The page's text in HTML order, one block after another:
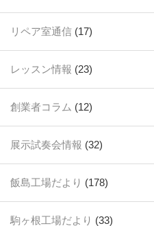
リペア室通信 (17)
レッスン情報 (23)
創業者コラム (12)
展示試奏会情報 (32)
飯島工場だより (178)
駒ヶ根工場だより (33)